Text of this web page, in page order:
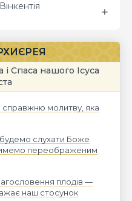
Спаса нашого Ісуса
молитву, яка
слухати Боже
переображеним
плодів —
наш стосунок